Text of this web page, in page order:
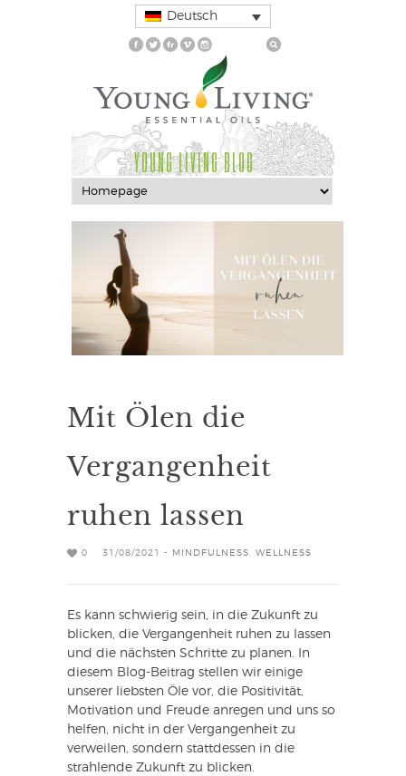
Deutsch
YOUNG LIVING BLOG
Mit Ölen die
Vergangenheit
ruhen lassen
0 31/08/2021 - MINDFULNESS WELLNESS
Es kann schwierig sein, in die Zukunft zu
blicken, die Vergangenheit ruhen zu lassen
und die nächsten Schritte zu planen. In
diesem Blog-Beitrag stellen wir einige
unserer liebsten Öle vor, die Positivität,
Motivation und Freude anregen und uns so
helfen, nicht in der Vergangenheit zu
verweilen, sondern stattdessen in die
strahlende Zukunft zu blicken.